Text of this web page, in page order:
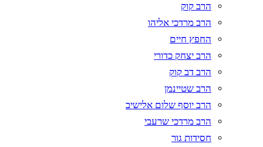
הרב קוק
הרב מרדכי אליהו
החפץ חיים
הרב יצחק כדורי
הרב דב קוק
הרב שטיינמן
הרב יוסף שלום אלישיב
הרב מרדכי שרעבי
חסידות גור